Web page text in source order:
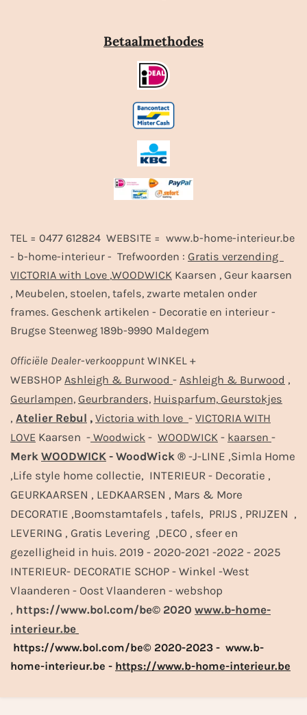
Betaalmethodes
TEL = 0477 612824 WEBSITE = www.b-home-interieur.be
- b-home-interieur - Trefwoorden : Gratis verzending
VICTORIA with Love ,WOODWICK Kaarsen , Geur kaarsen
, Meubelen, stoelen, tafels, zwarte metalen onder
frames. Geschenk artikelen - Decoratie en interieur -
Brugse Steenweg 189b-9990 Maldegem
Officiële Dealer-verkooppunt WINKEL +
WEBSHOP Ashleigh & Burwood - Ashleigh & Burwood ,
Geurlampen, Geurbranders, Huisparfum, Geurstokjes
, Atelier Rebul , Victoria with love - VICTORIA WITH
LOVE Kaarsen - Woodwick - WOODWICK - kaarsen -
Merk WOODWICK - WoodWick ® -J-LINE ,Simla Home
,Life style home collectie, INTERIEUR - Decoratie ,
GEURKAARSEN , LEDKAARSEN , Mars & More
DECORATIE ,Boomstamtafels , tafels, PRIJS , PRIJZEN ,
LEVERING , Gratis Levering ,DECO , sfeer en
gezelligheid in huis. 2019 - 2020-2021 -2022 - 2025
INTERIEUR- DECORATIE SCHOP - Winkel -West
Vlaanderen - Oost Vlaanderen - webshop
, https://www.bol.com/be© 2020 www.b-home-
interieur.be
https://www.bol.com/be© 2020-2023 - www.b-
home-interieur.be - https://www.b-home-interieur.be